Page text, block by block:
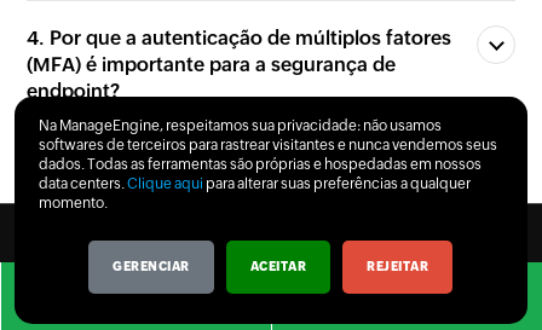
4. Por que a autenticação de múltiplos fatores
(MFA) é importante para a segurança de
endpoint?
Sobre nós EULA Termos e serviços Segurança
Na ManageEngine, respeitamos sua privacidade: não usamos
softwares de terceiros para rastrear visitantes e nunca vendemos seus
dados. Todas as ferramentas são próprias e hospedadas em nossos
data centers.Clique aqui para alterar suas preferências a qualquer
momento.
GERENCIAR ACEITAR REJEITAR